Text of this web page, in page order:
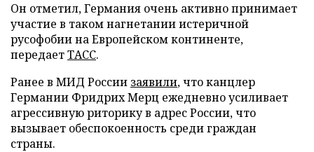
Он отметил, Германия очень активно принимает
участие в таком нагнетании истеричной
русофобии на Европейском континенте,
передаетТАСС.
Ранее в МИД России заявили, что канцлер
Германии Фридрих Мерц ежедневно усиливает
агрессивную риторику в адрес России, что
вызывает обеспокоенность среди граждан
страны.